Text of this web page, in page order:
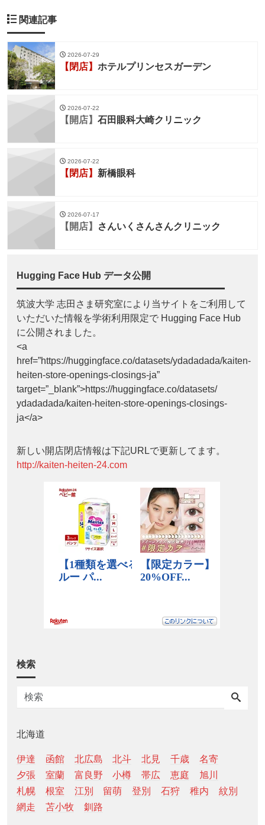
関連記事
2026-07-29
【閉店】 ホテルプリンセスガーデン
2026-07-22
【開店】 石田眼科大崎クリニック
2026-07-22
【閉店】 新橋眼科
2026-07-17
【開店】 さんいくさんさんクリニック
Hugging Face Hub データ公開
筑波大学 志田さま研究室により当サイトをご利用して
いただいた情報を学術利用限定で Hugging Face Hub
に公開されました。
<a
href=”https://huggingface.co/datasets/ydadadada/kaiten-
heiten-store-openings-closings-ja”
target=”_blank”>https://huggingface.co/datasets/
ydadadada/kaiten-heiten-store-openings-closings-
ja</a>
新しい開店閉店情報は下記URLで更新してます。
http://kaiten-heiten-24.com
検索
北海道
伊達 函館 北広島 北斗 北見 千歳
名寄
夕張
室蘭 富良野 小樽 帯広 恵庭
旭川
札幌
根室 江別 留萌 登別 石狩 稚内
紋別
網走
苫小牧 釧路